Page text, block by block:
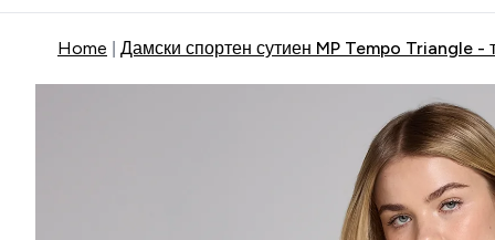
Home Дамски спортен сутиен MP Tempo Triangle -